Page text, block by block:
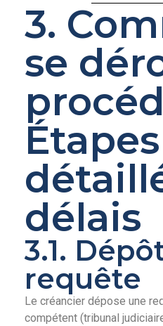
3.
se
Étapes
délais
3.1.
requête
Le créancier dépose une
compétent (tribunal